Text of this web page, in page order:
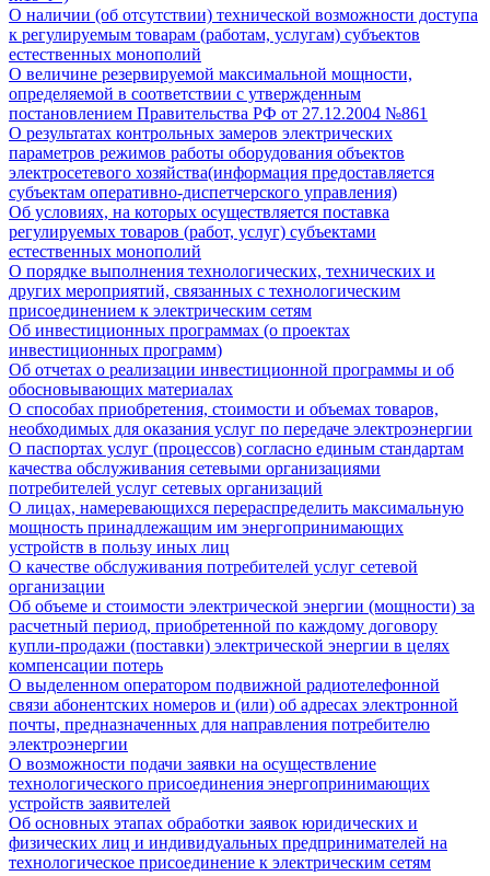
О наличии (об отсутствии) технической возможности доступа
к регулируемым товарам (работам, услугам) субъектов
естественных монополий
О величине резервируемой максимальной мощности,
определяемой в соответствии с утвержденным
постановлением Правительства РФ от 27.12.2004 №861
О результатах контрольных замеров электрических
параметров режимов работы оборудования объектов
электросетевого хозяйства(информация предоставляется
субъектам оперативно-диспетчерского управления)
Об условиях, на которых осуществляется поставка
регулируемых товаров (работ, услуг) субъектами
естественных монополий
О порядке выполнения технологических, технических и
других мероприятий, связанных с технологическим
присоединением к электрическим сетям
Об инвестиционных программах (о проектах
инвестиционных программ)
Об отчетах о реализации инвестиционной программы и об
обосновывающих материалах
О способах приобретения, стоимости и объемах товаров,
необходимых для оказания услуг по передаче электроэнергии
О паспортах услуг (процессов) согласно единым стандартам
качества обслуживания сетевыми организациями
потребителей услуг сетевых организаций
О лицах, намеревающихся перераспределить максимальную
мощность принадлежащим им энергопринимающих
устройств в пользу иных лиц
О качестве обслуживания потребителей услуг сетевой
организации
Об объеме и стоимости электрической энергии (мощности) за
расчетный период, приобретенной по каждому договору
купли-продажи (поставки) электрической энергии в целях
компенсации потерь
О выделенном оператором подвижной радиотелефонной
связи абонентских номеров и (или) об адресах электронной
почты, предназначенных для направления потребителю
электроэнергии
О возможности подачи заявки на осуществление
технологического присоединения энергопринимающих
устройств заявителей
Об основных этапах обработки заявок юридических и
физических лиц и индивидуальных предпринимателей на
технологическое присоединение к электрическим сетям